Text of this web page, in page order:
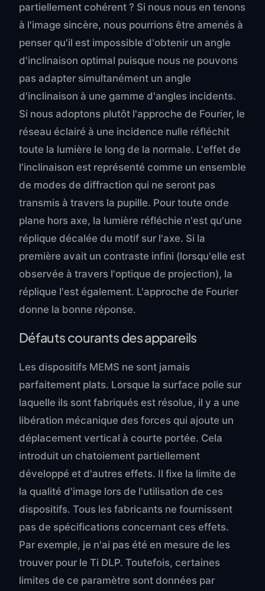
partiellement cohérent ? Si nous nous en tenons
à l'image sincère, nous pourrions être amenés à
penser qu'il est impossible d'obtenir un angle
d'inclinaison optimal puisque nous ne pouvons
pas adapter simultanément un angle
d'inclinaison à une gamme d'angles incidents.
Si nous adoptons plutôt l'approche de Fourier, le
réseau éclairé à une incidence nulle réfléchit
toute la lumière le long de la normale. L'effet de
l'inclinaison est représenté comme un ensemble
de modes de diffraction qui ne seront pas
transmis à travers la pupille. Pour toute onde
plane hors axe, la lumière réfléchie n'est qu'une
réplique décalée du motif sur l'axe. Si la
première avait un contraste infini (lorsqu'elle est
observée à travers l'optique de projection), la
réplique l'est également. L'approche de Fourier
donne la bonne réponse.
Défauts courants des appareils
Les dispositifs MEMS ne sont jamais
parfaitement plats. Lorsque la surface polie sur
laquelle ils sont fabriqués est résolue, il y a une
libération mécanique des forces qui ajoute un
déplacement vertical à courte portée. Cela
introduit un chatoiement partiellement
développé et d'autres effets. Il fixe la limite de
la qualité d'image lors de l'utilisation de ces
dispositifs. Tous les fabricants ne fournissent
pas de spécifications concernant ces effets.
Par exemple, je n'ai pas été en mesure de les
trouver pour le Ti DLP. Toutefois, certaines
limites de ce paramètre sont données par